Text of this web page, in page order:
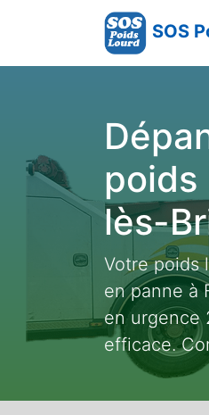
SOS
poids
lès-
Votre poids
en panne à
en urgence
efficace.